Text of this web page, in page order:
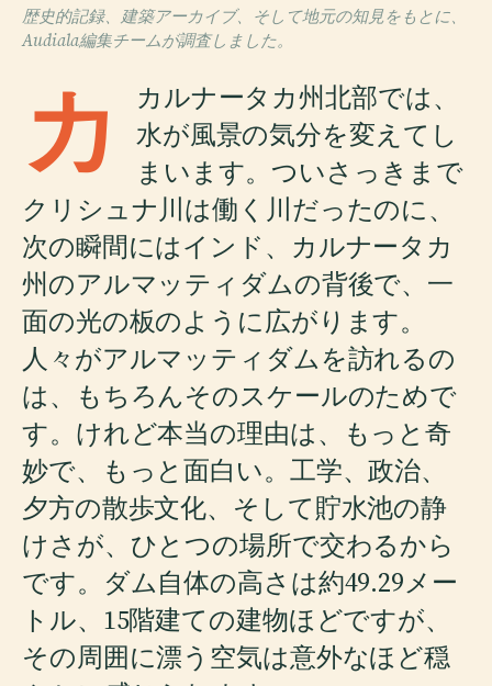
歴史的記録、建築アーカイブ、そして地元の知見をもとに、
Audiala編集チームが調査しました。
カ
カルナータカ州北部では、
水が風景の気分を変えてし
まいます。ついさっきまで
クリシュナ川は働く川だったのに、
次の瞬間にはインド、カルナータカ
州のアルマッティダムの背後で、一
面の光の板のように広がります。
人々がアルマッティダムを訪れるの
は、もちろんそのスケールのためで
す。けれど本当の理由は、もっと奇
妙で、もっと面白い。工学、政治、
夕方の散歩文化、そして貯水池の静
けさが、ひとつの場所で交わるから
です。ダム自体の高さは約49.29メー
トル、15階建ての建物ほどですが、
その周囲に漂う空気は意外なほど穏